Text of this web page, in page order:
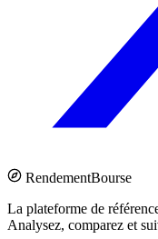
RendementBourse
La plateforme de
Analysez, comparez et